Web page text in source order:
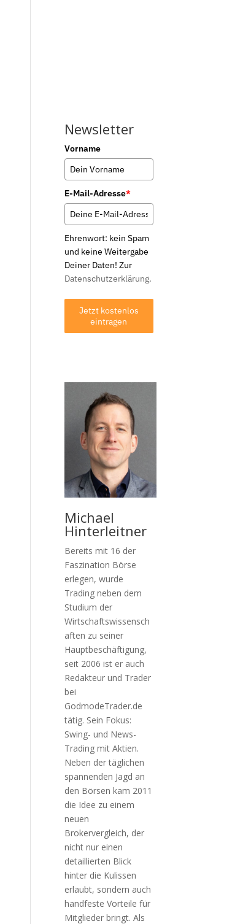
Newsletter
Vorname
E-Mail-Adresse*
Ehrenwort: kein Spam
und keine Weitergabe
Deiner Daten! Zur
Datenschutzerklärung.
Jetzt kostenlos
eintragen
Michael
Hinterleitner
Bereits mit 16 der
Faszination Börse
erlegen, wurde
Trading neben dem
Studium der
Wirtschaftswissensch
aften zu seiner
Hauptbeschäftigung,
seit 2006 ist er auch
Redakteur und Trader
bei
GodmodeTrader.de
tätig. Sein Fokus:
Swing- und News-
Trading mit Aktien.
Neben der täglichen
spannenden Jagd an
den Börsen kam 2011
die Idee zu einem
neuen
Brokervergleich, der
nicht nur einen
detaillierten Blick
hinter die Kulissen
erlaubt, sondern auch
handfeste Vorteile für
Mitglieder bringt. Als